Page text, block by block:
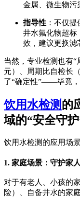
金属、微生物污
指导性 ：不仅
井水氟化物超标
效，建议更换滤
当然，专业检测也有
元）、周期比自检长
了“确定性”——毕竟，
饮用水检测的
域的“安全守
饮用水检测的应用场
1. 家庭场景：守护家
对于有老人、小孩的
险）、自备井水的家